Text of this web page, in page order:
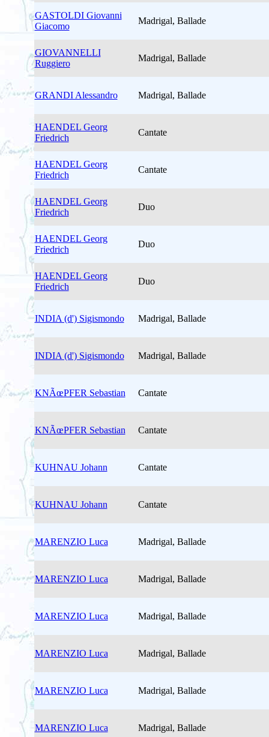
GASTOLDI Giovanni
Giacomo
Madrigal, Ballade
GIOVANNELLI
Ruggiero
Madrigal, Ballade
GRANDI Alessandro Madrigal, Ballade
HAENDEL Georg
Friedrich
Cantate
HAENDEL Georg
Friedrich
Cantate
HAENDEL Georg
Friedrich
Duo
HAENDEL Georg
Friedrich
Duo
HAENDEL Georg
Friedrich
Duo
INDIA (d') Sigismondo Madrigal, Ballade
INDIA (d') Sigismondo Madrigal, Ballade
KNÃœPFER Sebastian Cantate
KNÃœPFER Sebastian Cantate
KUHNAU Johann Cantate
KUHNAU Johann Cantate
MARENZIO Luca Madrigal, Ballade
MARENZIO Luca Madrigal, Ballade
MARENZIO Luca Madrigal, Ballade
MARENZIO Luca Madrigal, Ballade
MARENZIO Luca Madrigal, Ballade
MARENZIO Luca Madrigal, Ballade